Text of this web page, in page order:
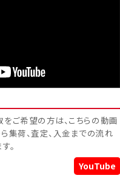
ご希望の方は、こちらの動画
集荷、査定、入金までの流れ
。
YouTube